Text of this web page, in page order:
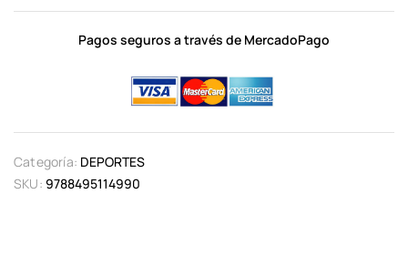
Pagos seguros a través de MercadoPago
Categoría: DEPORTES
SKU: 9788495114990